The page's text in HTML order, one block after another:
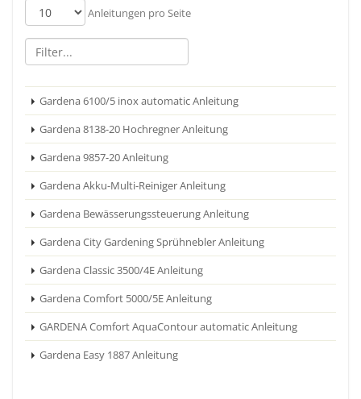
Anleitungen pro Seite
Gardena 6100/5 inox automatic Anleitung
Gardena 8138-20 Hochregner Anleitung
Gardena 9857-20 Anleitung
Gardena Akku-Multi-Reiniger Anleitung
Gardena Bewässerungssteuerung Anleitung
Gardena City Gardening Sprühnebler Anleitung
Gardena Classic 3500/4E Anleitung
Gardena Comfort 5000/5E Anleitung
GARDENA Comfort AquaContour automatic Anleitung
Gardena Easy 1887 Anleitung